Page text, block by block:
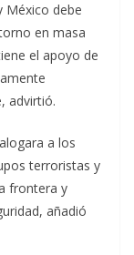
México debe
en masa
el apoyo de
advirtió.
a los
terroristas y
frontera y
añadió